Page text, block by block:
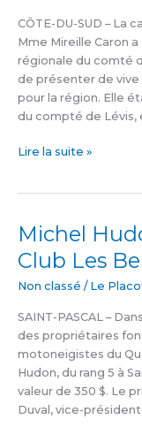
CÔTE-DU-SUD – La
Mme Mireille Caron
régionale du comté
de présenter de vive
pour la région. Elle
du compté de
Mireille
Caron
à
Montmagny
Lire la suite »
Michel
Club Les
Non classé / Le
SAINT-PASCAL –
des propriétaires
motoneigistes du
Hudon, du rang 5 à
valeur de 350 $. Le
Duval, vice-
Michel
reçoit
le
du
Club
Les
Belles
Pistes